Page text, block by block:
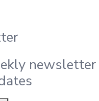
newsletter